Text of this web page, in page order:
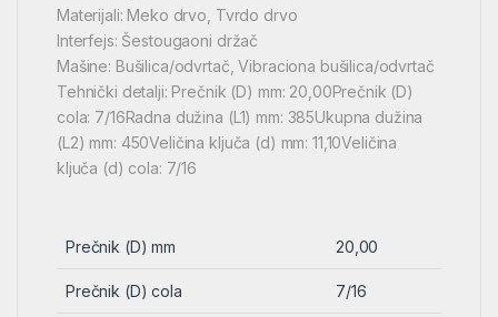
Materijali: Meko drvo, Tvrdo drvo
Interfejs: Šestougaoni držač
Mašine: Bušilica/odvrtač, Vibraciona bušilica/odvrtač
Tehnički detalji: Prečnik (D) mm: 20,00Prečnik (D)
cola: 7/16Radna dužina (L1) mm: 385Ukupna dužina
(L2) mm: 450Veličina ključa (d) mm: 11,10Veličina
ključa (d) cola: 7/16
Prečnik (D) mm 20,00
Prečnik (D) cola 7/16